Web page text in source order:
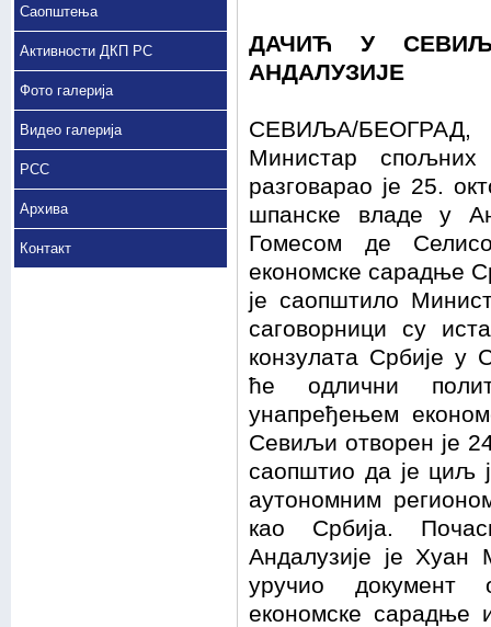
Саопштења
Активности ДКП РС
Фото галерија
Видео галерија
РСС
Архива
Контакт
ДАЧИЋ У
АНДАЛУЗИЈЕ
СЕВИЉА/
Министар
разговарао је 25.
шпанске владе у
Гомесом де
економске сарадње
је саопштило
саговорници су
конзулата Србије у
ће одлични
унапређењем
Севиљи отворен је
саопштио да је циљ
аутономним
као Србија.
Андалузије је Хуан
уручио
економске сарадње